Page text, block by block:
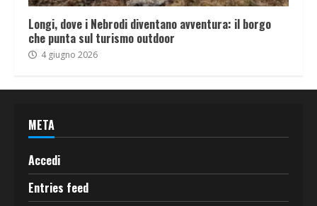
Longi, dove i Nebrodi diventano avventura: il borgo
che punta sul turismo outdoor
4 giugno 2026
META
Accedi
Entries feed